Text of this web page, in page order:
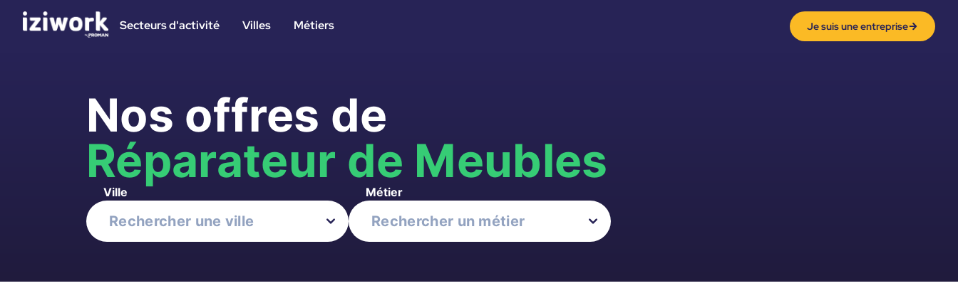
Secteurs d'activité Villes Métiers Je suis une entreprise
Nos offres de
Réparateur de Meubles
Ville Métier